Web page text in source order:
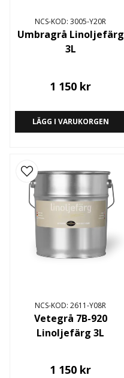
NCS-KOD: 3005-Y20R
Umbragrå Linoljefärg
3L
1 150 kr
LÄGG I VARUKORGEN
NCS-KOD: 2611-Y08R
Vetegrå 7B-920
Linoljefärg 3L
1 150 kr